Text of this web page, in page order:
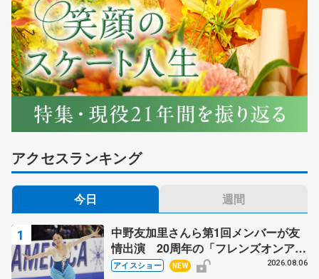
アクセスランキング
今日 週間
中野友加里さんら第1回メンバーが友
情出演 20周年の「フレンズオンアイ
ス」 宮本賢二さん、有川梨絵さん、
アイスショー NEW 2026.08.06